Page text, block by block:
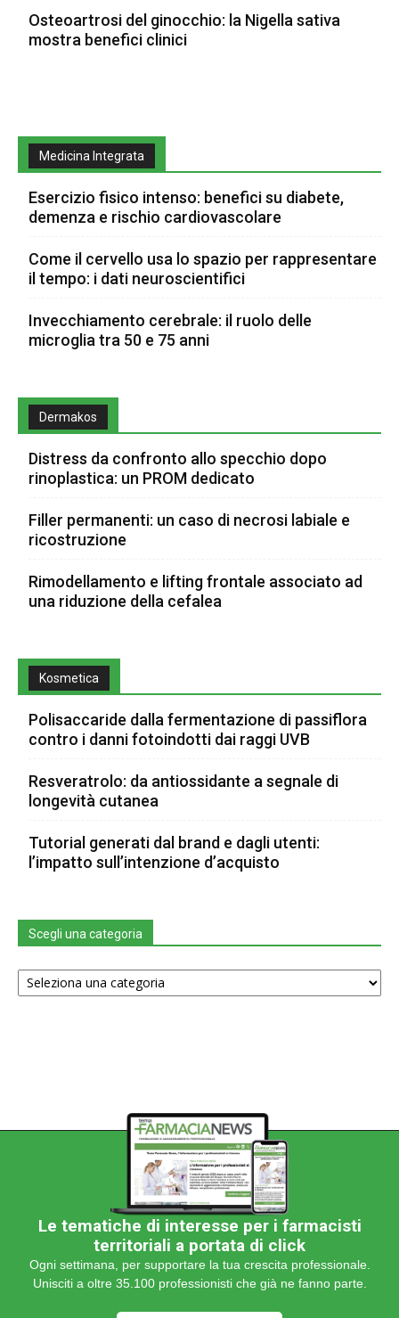
Osteoartrosi del ginocchio: la Nigella sativa
mostra benefici clinici
Medicina Integrata
Esercizio fisico intenso: benefici su diabete,
demenza e rischio cardiovascolare
Come il cervello usa lo spazio per rappresentare
il tempo: i dati neuroscientifici
Invecchiamento cerebrale: il ruolo delle
microglia tra 50 e 75 anni
Dermakos
Distress da confronto allo specchio dopo
rinoplastica: un PROM dedicato
Filler permanenti: un caso di necrosi labiale e
ricostruzione
Rimodellamento e lifting frontale associato ad
una riduzione della cefalea
Kosmetica
Polisaccaride dalla fermentazione di passiflora
contro i danni fotoindotti dai raggi UVB
Resveratrolo: da antiossidante a segnale di
longevità cutanea
Tutorial generati dal brand e dagli utenti:
l’impatto sull’intenzione d’acquisto
Scegli una categoria
Scegli
una
Le tematiche di interesse per i farmacisti
territoriali a portata di click
Ogni settimana, per supportare la tua crescita professionale.
Unisciti a oltre 35.100 professionisti che già ne fanno parte.